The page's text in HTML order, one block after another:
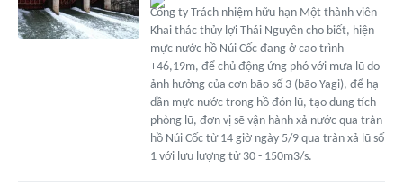
Công ty Trách nhiệm hữu hạn Một thành viên
Khai thác thủy lợi Thái Nguyên cho biết, hiện
mực nước hồ Núi Cốc đang ở cao trình
+46,19m, để chủ động ứng phó với mưa lũ do
ảnh hưởng của cơn bão số 3 (bão Yagi), để hạ
dần mực nước trong hồ đón lũ, tạo dung tích
phòng lũ, đơn vị sẽ vận hành xả nước qua tràn
hồ Núi Cốc từ 14 giờ ngày 5/9 qua tràn xả lũ số
1 với lưu lượng từ 30 - 150m3/s.